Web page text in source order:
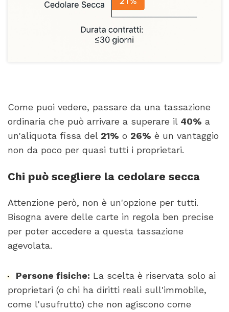
Come puoi vedere, passare da una tassazione
ordinaria che può arrivare a superare il 40% a
un'aliquota fissa del 21% o 26% è un vantaggio
non da poco per quasi tutti i proprietari.
Chi può scegliere la cedolare secca
Attenzione però, non è un'opzione per tutti.
Bisogna avere delle carte in regola ben precise
per poter accedere a questa tassazione
agevolata.
Persone fisiche: La scelta è riservata solo ai
proprietari (o chi ha diritti reali sull'immobile,
come l'usufrutto) che non agiscono come